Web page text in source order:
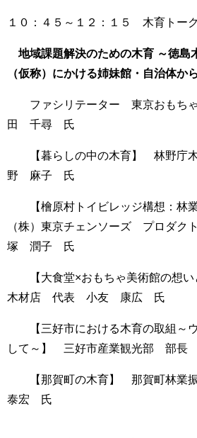
１０：４５～１２：１５ 木育トー
地域課題解決のための木育 ～徳島
（仮称）にかける姉妹館・自治体か
ファシリテーター 東京おも
田 千尋 氏
【暮らしの中の木育】 林野庁
野 麻子 氏
【檜原村トイビレッジ構想：林業
（株）東京チェンソーズ プロダク
塚 潤子 氏
【大食堂×おもちゃ美術館の想い
木材店 代表 小友 康広 氏
【三好市における木育の取組～ウ
して～】 三好市産業観光部 部
【那賀町の木育】 那賀町林業
泰宏 氏